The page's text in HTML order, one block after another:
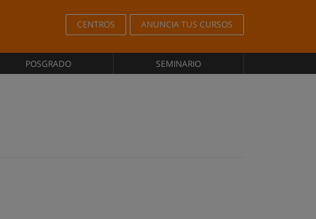
CENTROS ANUNCIA TUS CURSOS
POSGRADO SEMINARIO